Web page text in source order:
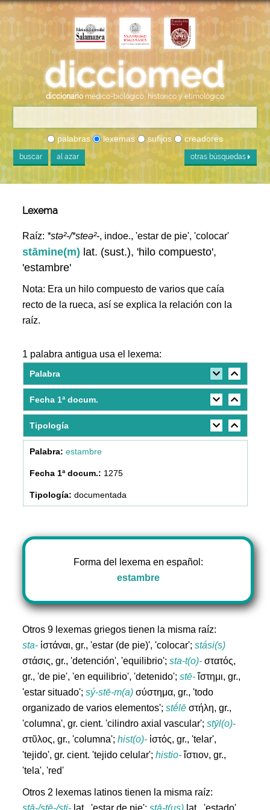
diccionario médico-biológico, histórico y etimológico
palabras lexemas sufijos creadores
buscar al azar otras búsquedas
Lexema
Raíz: *stə²-/*steə²-, indoe., 'estar de pie', 'colocar'
stāmine(m) lat. (sust.), 'hilo compuesto',
'estambre'
Nota: Era un hilo compuesto de varios que caía
recto de la rueca, así se explica la relación con la
raíz.
1 palabra antigua usa el lexema:
Palabra
Fecha 1ª docum.
Tipología
estambre
1275
documentada
Forma del lexema en español:
estambre
Otros 9 lexemas griegos tienen la misma raíz:
sta- ἱστάναι, gr., 'estar (de pie)', 'colocar';stási(s)
στάσις, gr., 'detención', 'equilibrio';sta-t(o)- στατός,
gr., 'de pie', 'en equilibrio', 'detenido';stē- ἵστημι, gr.,
'estar situado';sý-stē-m(a) σύστημα, gr., 'todo
organizado de varios elementos';stḗlē στήλη, gr.,
'columna', gr. cient. 'cilindro axial vascular';stȳl(o)-
στῦλος, gr., 'columna';hist(o)- ἱστός, gr., 'telar',
'tejido', gr. cient. 'tejido celular';histio- ἵστιον, gr.,
'tela', 'red'
Otros 2 lexemas latinos tienen la misma raíz:
stā-/stē-/sti- lat., 'estar de pie'; stā-t(us) lat., 'estado'